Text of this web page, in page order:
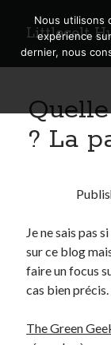
Littlecelt
Search
Municipales 2026 :
Explorez les
Lyon !
Quel Lyonnais es-
? La
Je ne sais pas
sur ce blog
faire un focus
cas bien précis.
The Green
Nous utilisons
expérience
dernier, nous